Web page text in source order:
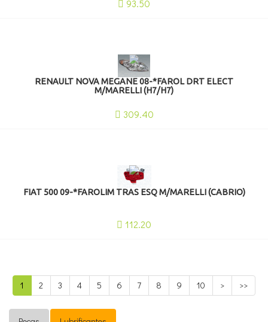
93.50
RENAULT NOVA MEGANE 08-*FAROL DRT ELECT
M/MARELLI (H7/H7)
309.40
FIAT 500 09-*FAROLIM TRAS ESQ M/MARELLI (CABRIO)
112.20
1 2 3 4 5 6 7 8 9 10 > >>